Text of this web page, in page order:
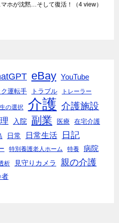
ホが沈黙…そして復活！ （4 view）
eBay YouTube
ク運転手 トラブル トレーラー
生の選択 介護 介護施設
入院 副業 医療 在宅介護
日常 日常生活 日記
特別養護老人ホーム 特養 病院
析 見守りカメラ
親の介護
者